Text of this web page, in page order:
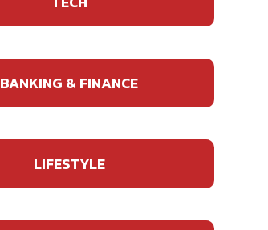
BANKING & FINANCE
LIFESTYLE